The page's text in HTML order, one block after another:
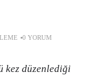
0 YORUM
kez düzenlediği